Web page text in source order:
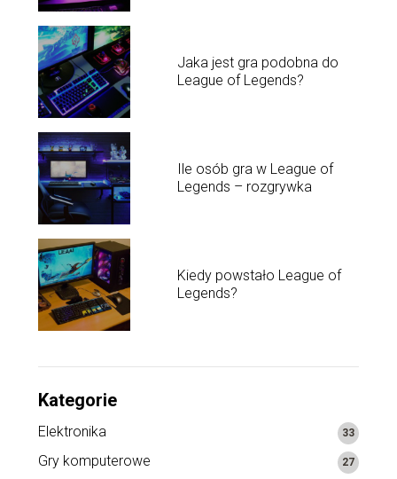
Jaka jest gra podobna do
League of Legends?
Ile osób gra w League of
Legends – rozgrywka
Kiedy powstało League of
Legends?
Kategorie
Elektronika 33
Gry komputerowe 27